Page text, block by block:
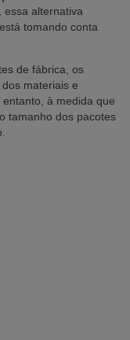
essa alternativa
tomando conta
de fábrica, os
materiais e
à medida que
tamanho dos pacotes